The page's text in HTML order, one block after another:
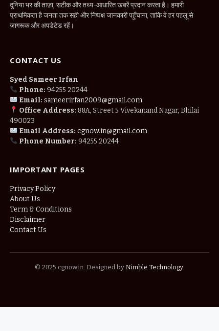
दुनिया भर की ताज़ा, सटीक और तथ्य-आधारित खबरें प्रदान करता है। हमारी
प्राथमिकता है जनता तक सही और निष्पक्ष जानकारी पहुँचाना, ताकि वे हर पहलू से
जागरूक और अपडेटेड रहें।
CONTACT US
Syed Sameer Irfan
Phone: 94255 20244
Email: sameerirfan2009@gmail.com
Office Address: 88A, Street 5 Vivekanand Nagar, Bhilai
490023
Email Address: cgnow.in@gmail.com
Phone Number: 94255 20244
IMPORTANT PAGES
Privacy Policy
About Us
Term & Conditions
Disclaimer
Contact Us
© 2025 cgnow.in. Designed by Nimble Technology.